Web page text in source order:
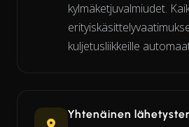
kylmäketjuvalmiudet.
kuljetusliikkeille
Yhtenäinen